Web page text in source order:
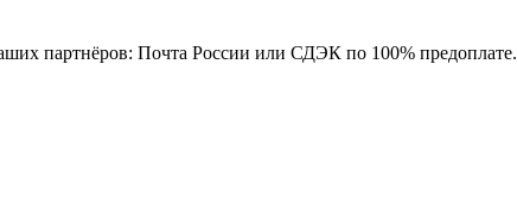
партнёров: Почта России или СДЭК по 100% предоплате.